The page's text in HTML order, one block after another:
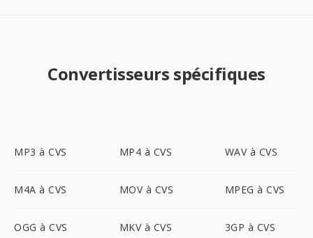
Convertisseurs spécifiques
MP3 à CVS MP4 à CVS WAV à CVS
M4A à CVS MOV à CVS MPEG à CVS
OGG à CVS MKV à CVS 3GP à CVS